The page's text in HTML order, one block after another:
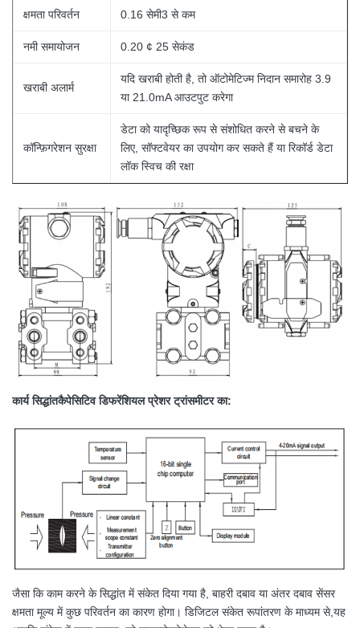
क्षमता परिवर्तन 0.16 सेमी3 से कम
नमी समायोजन 0.20 ¢ 25 सेकंड
खराबी अलार्म
यदि खराबी होती है, तो ऑटोमेटिज्म निदान समारोह 3.9
या 21.0mA आउटपुट करेगा
कॉन्फ़िगरेशन सुरक्षा
डेटा को यादृच्छिक रूप से संशोधित करने से बचने के
लिए, सॉफ्टवेयर का उपयोग कर सकते हैं या रिकॉर्ड डेटा
लॉक स्विच की रक्षा
कार्य सिद्धांतकैपेसिटिव डिफरेंशियल प्रेशर ट्रांसमीटर का:
जैसा कि काम करने के सिद्धांत में संकेत दिया गया है, बाहरी दबाव या अंतर दबाव सेंसर
क्षमता मूल्य में कुछ परिवर्तन का कारण होगा। डिजिटल संकेत रूपांतरण के माध्यम से,यह